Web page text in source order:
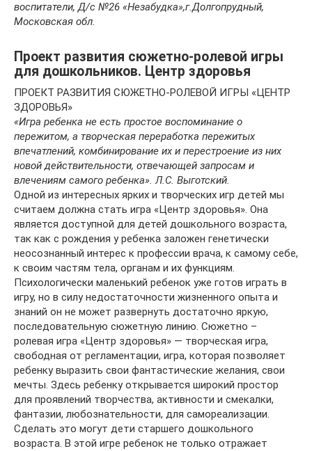
воспитатели, Д/с №26 «Незабудка»,г.Долгопрудный,
Московская обл.
Проект развития сюжетно-ролевой игры
для дошкольников. Центр здоровья
ПРОЕКТ РАЗВИТИЯ СЮЖЕТНО-РОЛЕВОЙ ИГРЫ «ЦЕНТР
ЗДОРОВЬЯ»
«Игра ребенка не есть простое воспоминание о
пережитом, а творческая переработка пережитых
впечатлений, комбинирование их и перестроение из них
новой действительности, отвечающей запросам и
влечениям самого ребенка». Л.С. Выготский.
Одной из интересных ярких и творческих игр детей мы
считаем должна стать игра «Центр здоровья». Она
является доступной для детей дошкольного возраста,
так как с рождения у ребенка заложен генетически
неосознанный интерес к профессии врача, к самому себе,
к своим частям тела, органам и их функциям.
Психологически маленький ребенок уже готов играть в
игру, но в силу недостаточности жизненного опыта и
знаний он не может развернуть достаточно яркую,
последовательную сюжетную линию. Сюжетно –
ролевая игра «Центр здоровья» — творческая игра,
свободная от регламентации, игра, которая позволяет
ребенку выразить свои фантастические желания, свои
мечты. Здесь ребенку открывается широкий простор
для проявлений творчества, активности и смекалки,
фантазии, любознательности, для самореализации.
Сделать это могут дети старшего дошкольного
возраста. В этой игре ребенок не только отражает